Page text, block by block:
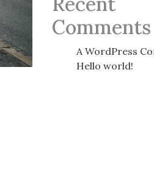
Comments
A WordPress
Hello world!